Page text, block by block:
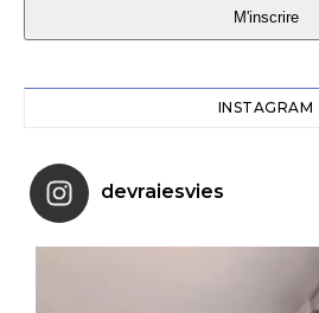
M'inscrire
INSTAGRAM
devraiesvies